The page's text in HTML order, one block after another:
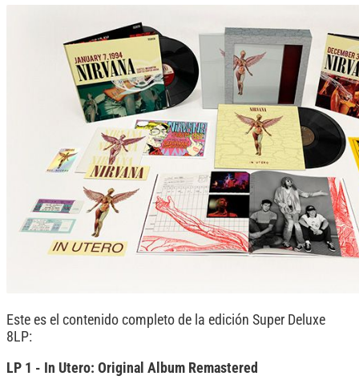
Este es el contenido completo de la edición Super Deluxe
8LP:
LP 1 - In Utero: Original Album Remastered